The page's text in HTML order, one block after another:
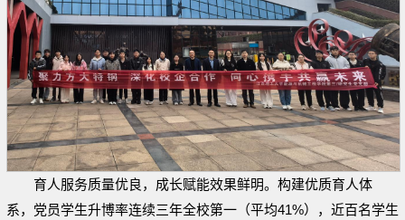
育人服务质量优良，成长赋能效果鲜明。构建优质育人体
系，党员学生升博率连续三年全校第一（平均41%），近百名学生